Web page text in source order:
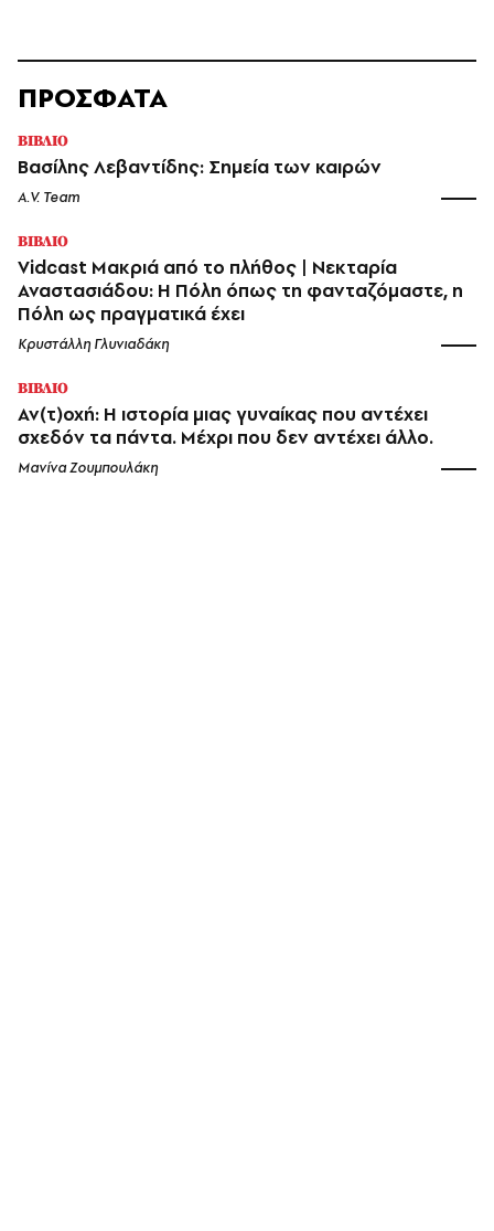
ΠΡΟΣΦΑΤΑ
ΒΙΒΛΙΟ
Βασίλης Λεβαντίδης: Σημεία των καιρών
A.V. Team
ΒΙΒΛΙΟ
Vidcast Μακριά από το πλήθος | Νεκταρία
Αναστασιάδου: Η Πόλη όπως τη φανταζόμαστε, η
Πόλη ως πραγματικά έχει
Κρυστάλλη Γλυνιαδάκη
ΒΙΒΛΙΟ
Αν(τ)οχή: Η ιστορία μιας γυναίκας που αντέχει
σχεδόν τα πάντα. Μέχρι που δεν αντέχει άλλο.
Μανίνα Ζουμπουλάκη